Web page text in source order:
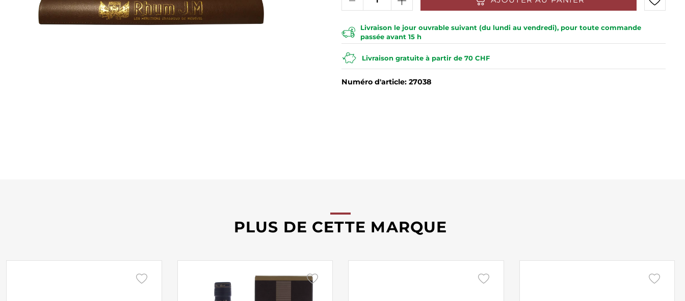
Livraison le jour ouvrable suivant (du lundi au vendredi), pour toute commande
passée avant 15 h
Livraison gratuite à partir de 70 CHF
Numéro d'article: 27038
PLUS DE CETTE MARQUE